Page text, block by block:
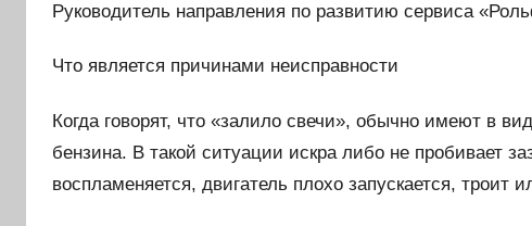
Руководитель направления по развитию сервиса
Что является причинами неисправности
Когда говорят, что «залило свечи», обычно имеют в
бензина. В такой ситуации искра либо не пробивает
воспламеняется, двигатель плохо запускается, троит